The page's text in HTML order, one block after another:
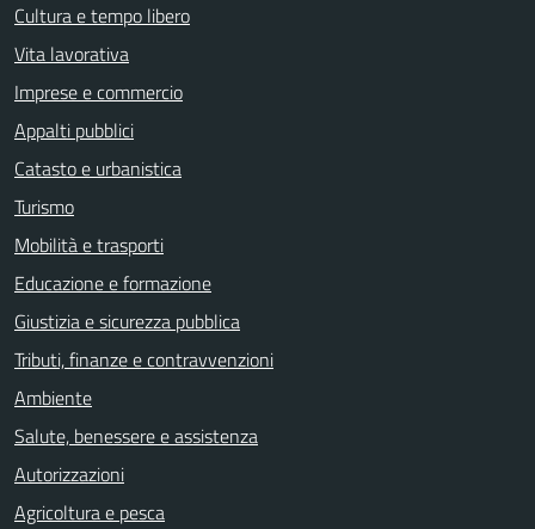
Cultura e tempo libero
Vita lavorativa
Imprese e commercio
Appalti pubblici
Catasto e urbanistica
Turismo
Mobilità e trasporti
Educazione e formazione
Giustizia e sicurezza pubblica
Tributi, finanze e contravvenzioni
Ambiente
Salute, benessere e assistenza
Autorizzazioni
Agricoltura e pesca